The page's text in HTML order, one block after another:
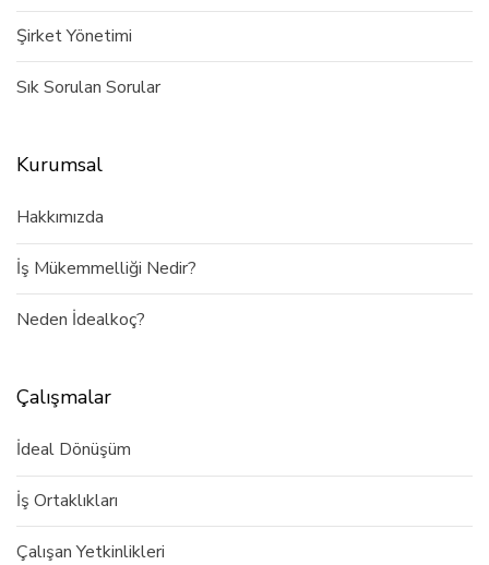
Şirket Yönetimi
Sık Sorulan Sorular
Kurumsal
Hakkımızda
İş Mükemmelliği Nedir?
Neden İdealkoç?
Çalışmalar
İdeal Dönüşüm
İş Ortaklıkları
Çalışan Yetkinlikleri